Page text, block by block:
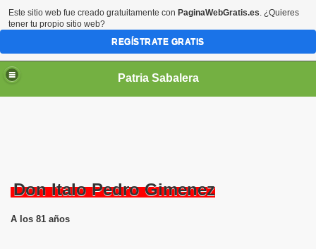
Patria Sabalera
Don Italo Pedro Gimenez
A los 81 años
Este sitio web fue creado gratuitamente con PaginaWebGratis.es. ¿Quieres
tener tu propio sitio web?
REGÍSTRATE GRATIS